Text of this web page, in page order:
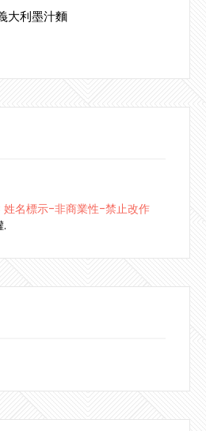
大利墨汁麵
姓名標示-非商業性-禁止改作
.